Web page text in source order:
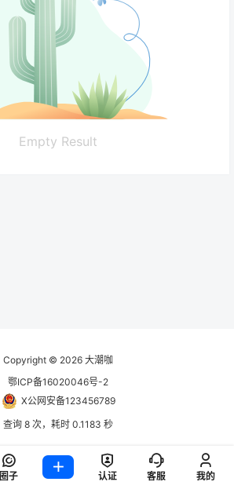
Empty Result
Copyright © 2026 大潮咖
鄂ICP备16020046号-2
X公网安备123456789
查询 8 次，耗时 0.1183 秒
圈子 认证 客服 我的